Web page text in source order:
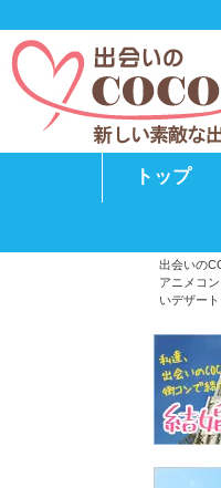
トップ
出会いの
アニメコ
いデザー